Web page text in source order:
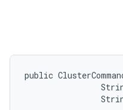
public